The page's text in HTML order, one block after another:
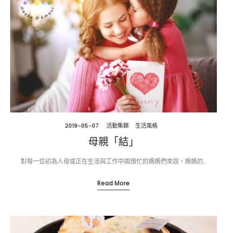
2019-05-07 活動集錦 生活風格
母親「結」
對每一位初為人母或正在生活與工作中兩頭忙的媽媽們來說，媽媽的…
Read More